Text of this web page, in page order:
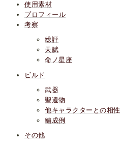
使用素材
プロフィール
考察
総評
天賦
命ノ星座
ビルド
武器
聖遺物
他キャラクターとの相性
編成例
その他